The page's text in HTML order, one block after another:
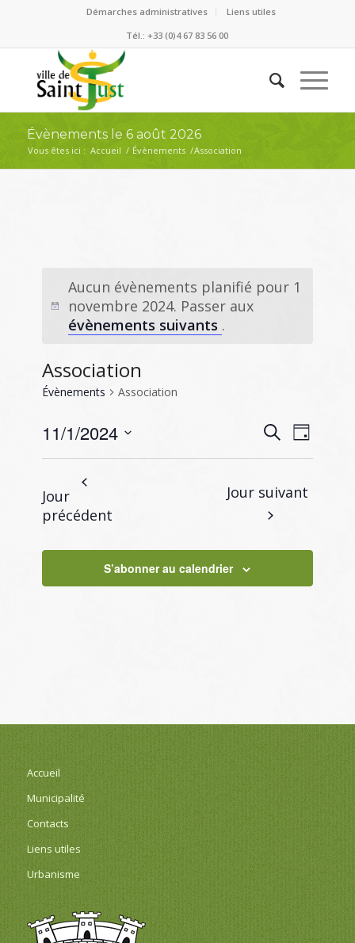
Démarches administratives
Liens utiles
Tél.: +33 (0)4 67 83 56 00
Évènements le 6 août 2026
Vous êtes ici : Accueil / Évènements /Association
Aucun évènements planifié pour 1
novembre 2024. Passer aux
évènements suivants .
Association
Évènements Association
et
de
vues
Recherche
de
vues
Jour
11/1/2024
Sélectionnez
date.
Jour
précédent
Jour suivant
S’abonner au calendrier
Accueil
Municipalité
Contacts
Liens utiles
Urbanisme